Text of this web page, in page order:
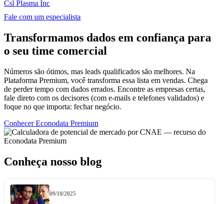
Csl Plasma Inc
Fale com um especialista
Transformamos dados em confiança para
o seu time comercial
Números são ótimos, mas leads qualificados são melhores. Na
Plataforma Premium, você transforma essa lista em vendas. Chega
de perder tempo com dados errados. Encontre as empresas certas,
fale direto com os decisores (com e-mails e telefones validados) e
foque no que importa: fechar negócio.
Conhecer Econodata Premium
Conheça nosso blog
09/10/2025